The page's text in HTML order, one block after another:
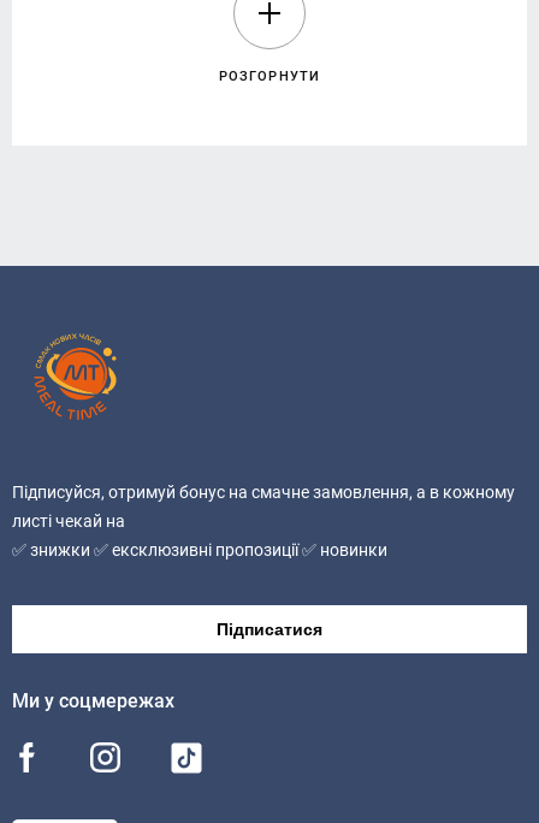
продукт містить молочні продукти, яєчні продукти та
глютен. Може містити сліди риби, горіхів, арахісу,
насіння кунжуту, селери, гірчиці, соєвих продуктів.
РОЗГОРНУТИ
Підписуйся, отримуй бонус на смачне замовлення, а в кожному
листі чекай на
✅ знижки ✅ ексклюзивні пропозиції ✅ новинки
Підписатися
Ми у соцмережах